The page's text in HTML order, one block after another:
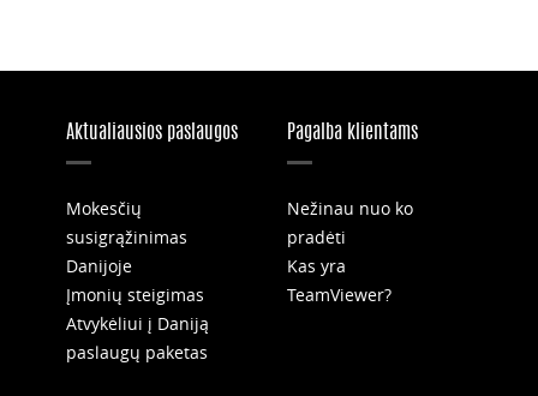
Aktualiausios paslaugos
Mokesčių
susigrąžinimas
Danijoje
Įmonių steigimas
Atvykėliui į Daniją
paslaugų paketas
Pagalba klientams
Nežinau nuo ko
pradėti
Kas yra
TeamViewer?